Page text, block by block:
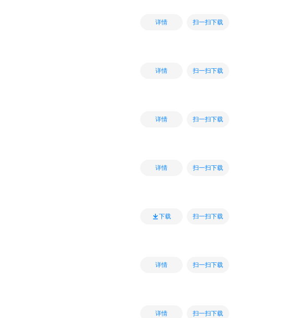
详情 扫一扫下载
详情 扫一扫下载
详情 扫一扫下载
详情 扫一扫下载
下载 扫一扫下载
详情 扫一扫下载
详情 扫一扫下载